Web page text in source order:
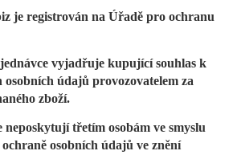
je registrován na Úřadě pro ochranu
vyjadřuje kupující souhlas k
údajů provozovatelem za
zboží.
neposkytují třetím osobám ve smyslu
osobních údajů ve znění